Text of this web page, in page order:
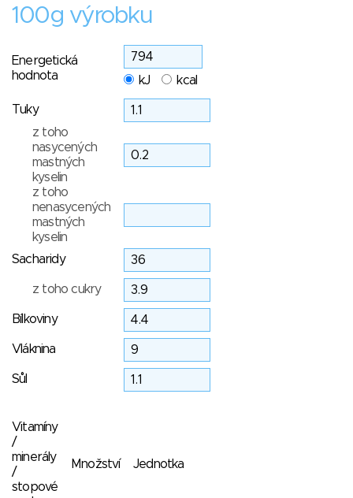
100g výrobku
Energetická
hodnota
kJ kcal
Tuky
z toho
nasycených
mastných
kyselin
z toho
nenasycených
mastných
kyselin
Sacharidy
z toho cukry
Bílkoviny
Vláknina
Sůl
Vitamíny
/
minerály
/
stopové
Množství Jednotka